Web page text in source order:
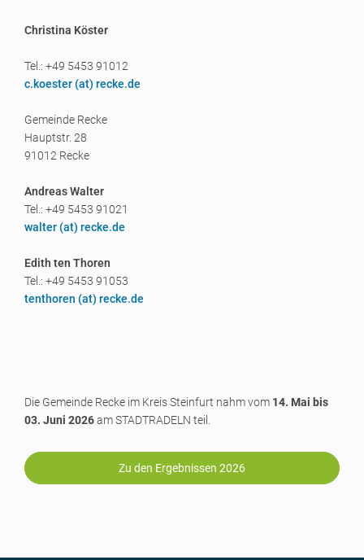
Christina Köster
Tel.: +49 5453 91012
c.koester (at) recke.de
Gemeinde Recke
Hauptstr. 28
91012 Recke
Andreas Walter
Tel.: +49 5453 91021
walter (at) recke.de
Edith ten Thoren
Tel.: +49 5453 91053
tenthoren (at) recke.de
Die Gemeinde Recke im Kreis Steinfurt nahm vom 14. Mai bis
03. Juni 2026am STADTRADELN teil.
Zu den Ergebnissen 2026